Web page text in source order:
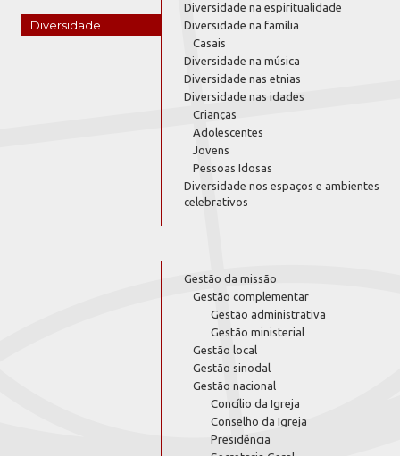
Diversidade
Diversidade na espiritualidade
Diversidade na família
Casais
Diversidade na música
Diversidade nas etnias
Diversidade nas idades
Crianças
Adolescentes
Jovens
Pessoas Idosas
Diversidade nos espaços e ambientes
celebrativos
Gestão da missão
Gestão complementar
Gestão administrativa
Gestão ministerial
Gestão local
Gestão sinodal
Gestão nacional
Concílio da Igreja
Conselho da Igreja
Presidência